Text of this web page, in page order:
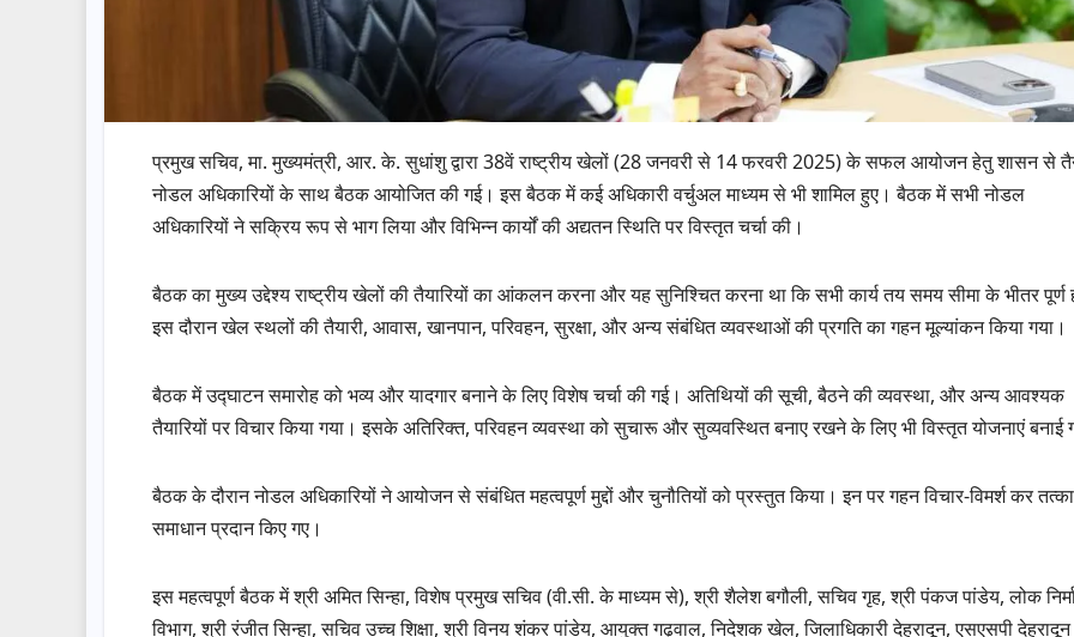
प्रमुख सचिव, मा. मुख्यमंत्री, आर. के. सुधांशु द्वारा 38वें राष्ट्रीय खेलों (28 जनवरी से 14 फरवरी 2025) के सफल आयोजन हेतु शासन से
नोडल अधिकारियों के साथ बैठक आयोजित की गई। इस बैठक में कई अधिकारी वर्चुअल माध्यम से भी शामिल हुए। बैठक में सभी नोडल
अधिकारियों ने सक्रिय रूप से भाग लिया और विभिन्न कार्यों की अद्यतन स्थिति पर विस्तृत चर्चा की।
बैठक का मुख्य उद्देश्य राष्ट्रीय खेलों की तैयारियों का आंकलन करना और यह सुनिश्चित करना था कि सभी कार्य तय समय सीमा के भीतर पूर्ण
इस दौरान खेल स्थलों की तैयारी, आवास, खानपान, परिवहन, सुरक्षा, और अन्य संबंधित व्यवस्थाओं की प्रगति का गहन मूल्यांकन किया गया।
बैठक में उद्घाटन समारोह को भव्य और यादगार बनाने के लिए विशेष चर्चा की गई। अतिथियों की सूची, बैठने की व्यवस्था, और अन्य आवश्यक
तैयारियों पर विचार किया गया। इसके अतिरिक्त, परिवहन व्यवस्था को सुचारू और सुव्यवस्थित बनाए रखने के लिए भी विस्तृत योजनाएं बनाई
बैठक के दौरान नोडल अधिकारियों ने आयोजन से संबंधित महत्वपूर्ण मुद्दों और चुनौतियों को प्रस्तुत किया। इन पर गहन विचार-विमर्श कर
समाधान प्रदान किए गए।
इस महत्वपूर्ण बैठक में श्री अमित सिन्हा, विशेष प्रमुख सचिव (वी.सी. के माध्यम से), श्री शैलेश बगौली, सचिव गृह, श्री पंकज पांडेय, लोक
विभाग, श्री रंजीत सिन्हा, सचिव उच्च शिक्षा, श्री विनय शंकर पांडेय, आयुक्त गढ़वाल, निदेशक खेल, जिलाधिकारी देहरादून, एसएसपी देहरादून
मसूरी विधानसभा को
17.80 करोड़ की विकास
योजनाओं की सौगात, सीएम
शिलान्यास.
AUGUST 4, 2026
हरिद्वार में
कांवड़ियों पर
मुख्यमंत्री
AUGUST 4,